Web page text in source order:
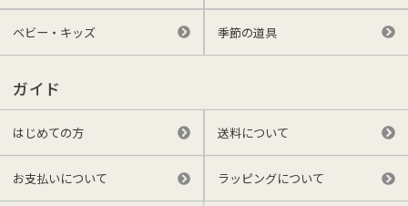
ベビー・キッズ 季節の道具
ガイド
はじめての方 送料について
お支払いについて ラッピングについて